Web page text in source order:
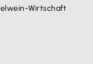
Wirtschaft